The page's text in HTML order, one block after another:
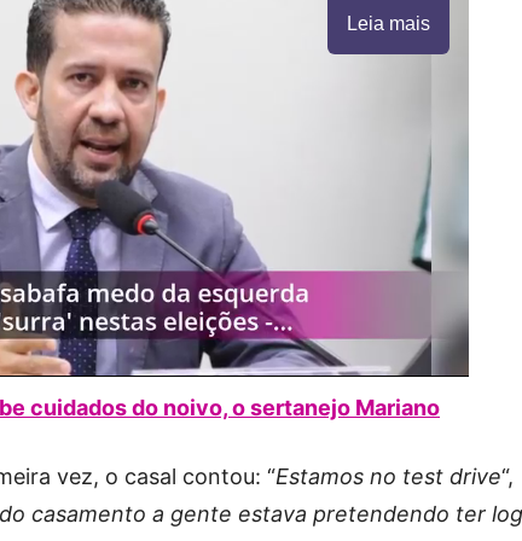
Leia mais
cuidados do noivo, o sertanejo Mariano
vez, o casal contou: “Estamos no test drive“,
casamento a gente estava pretendendo ter